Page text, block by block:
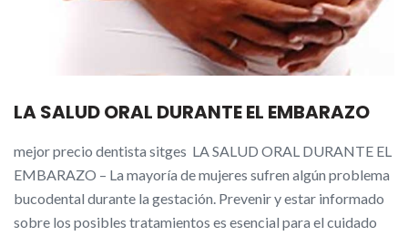
LA SALUD ORAL DURANTE EL EMBARAZO
mejor precio dentista sitges LA SALUD ORAL DURANTE EL
EMBARAZO – La mayoría de mujeres sufren algún problema
bucodental durante la gestación. Prevenir y estar informado
sobre los posibles tratamientos es esencial para el cuidado